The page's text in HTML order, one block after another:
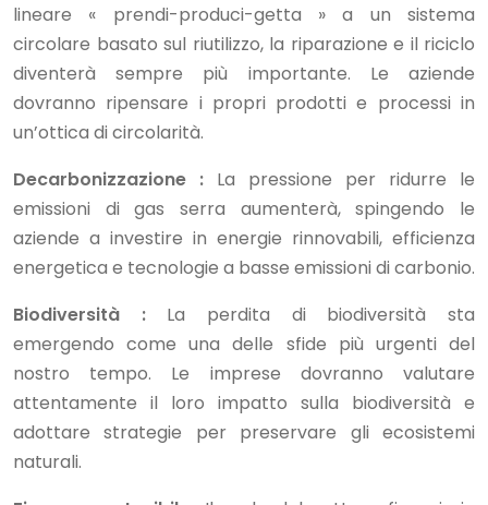
lineare « prendi-produci-getta » a un sistema
circolare basato sul riutilizzo, la riparazione e il riciclo
diventerà sempre più importante. Le aziende
dovranno ripensare i propri prodotti e processi in
un’ottica di circolarità.
Decarbonizzazione : La pressione per ridurre le
emissioni di gas serra aumenterà, spingendo le
aziende a investire in energie rinnovabili, efficienza
energetica e tecnologie a basse emissioni di carbonio.
Biodiversità :La perdita di biodiversità sta
emergendo come una delle sfide più urgenti del
nostro tempo. Le imprese dovranno valutare
attentamente il loro impatto sulla biodiversità e
adottare strategie per preservare gli ecosistemi
naturali.